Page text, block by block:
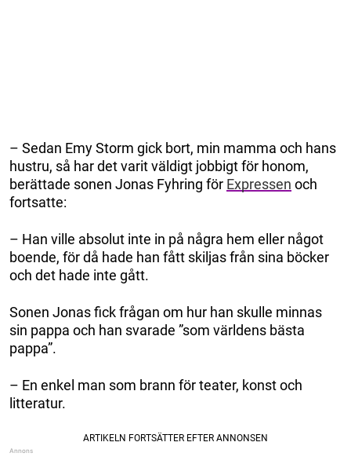
– Sedan Emy Storm gick bort, min mamma och hans
hustru, så har det varit väldigt jobbigt för honom,
berättade sonen Jonas Fyhring för Expressen och
fortsatte:
– Han ville absolut inte in på några hem eller något
boende, för då hade han fått skiljas från sina böcker
och det hade inte gått.
Sonen Jonas fick frågan om hur han skulle minnas
sin pappa och han svarade ”som världens bästa
pappa”.
– En enkel man som brann för teater, konst och
litteratur.